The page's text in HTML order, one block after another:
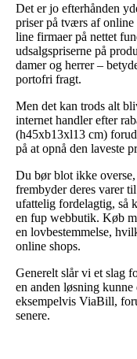
Det er jo efterhånden
priser på tværs af online
line firmaer på nettet
udsalgspriserne på
damer og herrer –
portofri fragt.
Men det kan trods alt
internet handler efter
(h45xb13xl13 cm)
på at opnå den laveste
Du bør blot ikke
frembyder deres varer
ufattelig fordelagtig, så
en fup webbutik. Køb
en lovbestemmelse,
online shops.
Generelt slår vi et slag
en anden løsning
eksempelvis ViaBill,
senere.